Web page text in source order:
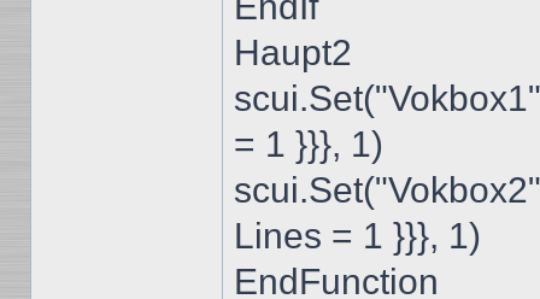
Haupt2
= 1 }}}, 1)
Lines = 1 }}}, 1)
EndFunction